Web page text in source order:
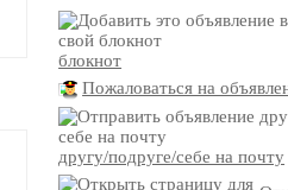
блокнот
Пожаловаться на
другу/подруге/себе на почту